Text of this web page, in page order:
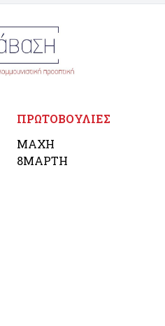
ΠΡΩΤΟΒΟΥΛΙΕΣ
ΜΑΧΗ
8ΜΑΡΤΗ